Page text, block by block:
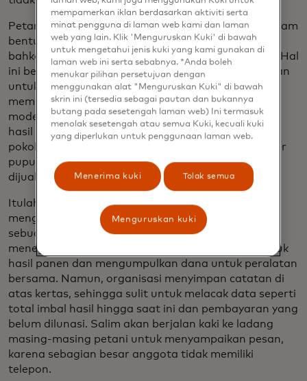
Petani seperti Salim dibayar hampir seluruhnya dalam
bentuk tunai, dan hanya menyisakan sedikit atau
bahkan tidak ada sejarah keuangan yang tercatat. Hal
ini berarti mereka tidak dapat memperoleh pinjaman
untuk biaya modal yang dapat membantu mereka
membangun stabilitas keuangan: sistem irigasi
modern, misalnya, atau gudang untuk menyimpan
hasil panen. Sulit untuk mendapatkan kebutuhan
pokok, karena tengkulak yang sama menjadi sumber
pupuk dan benih - biasanya berkualitas buruk dan
dijual dengan harga tinggi.
Itulah sebabnya pada tahun 2011 Salim
mengorganisir para petani di desanya ke dalam
sebuah koperasi bernama Nabigingo, yang
menegosiasikan pembayaran yang lebih tinggi untuk
hasil panen dan mengumpulkan dana untuk peralatan
bersama. Namun, organisasi menyimpan catatan di
atas kertas, sehingga sulit untuk melacak data seperti
total imbal hasil hingga saat ini dan pembayaran yang
belum dilunasi. Salim akan berjalan kaki ke ladang
masing-masing petani untuk menyampaikan pesan,
karena sebagian besar anggota tidak memiliki
telepon.
mempamerkan iklan berdasarkan aktiviti serta
minat pengguna di laman web kami dan laman
web yang lain. Klik 'Menguruskan Kuki' di bawah
untuk mengetahui jenis kuki yang kami gunakan di
laman web ini serta sebabnya. *Anda boleh
menukar pilihan persetujuan dengan
menggunakan alat "Menguruskan Kuki" di bawah
skrin ini (tersedia sebagai pautan dan bukannya
butang pada sesetengah laman web) Ini termasuk
menolak sesetengah atau semua Kuki, kecuali kuki
yang diperlukan untuk penggunaan laman web.
Menerima kuki Tolak semua
Menguruskan kuki